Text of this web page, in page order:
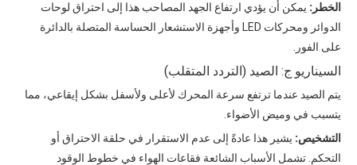
الخطر: يمكن أن يؤدي ارتفاع الجهد المصاحب هذا إلى احتراق لوحات
الدوائر ومحركات LED وأجهزة الاستشعار الحساسة المتصلة بالدائرة
على الفور.
السيناريو ج: الصيد (التردد المتقلب)
يتم الصيد عندما ترتفع سرعة المحرك لأعلى ولأسفل بشكل إيقاعي، مما
يتسبب في وميض الأضواء.
التشخيص: يشير هذا عادةً إلى عدم الاستقرار في حلقة الاحتراق أو
التحكم. تشمل الأسباب الشائعة فقاعات الهواء في خطوط الوقود